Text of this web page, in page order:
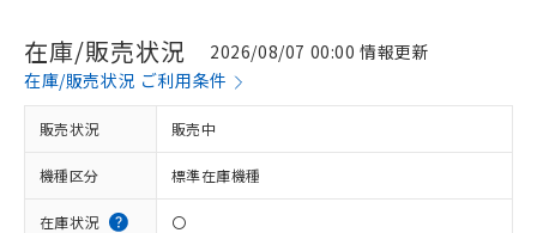
在庫/販売状況
2026/08/07 00:00 情報更新
在庫/販売状況 ご利用条件
販売状況 販売中
機種区分 標準在庫機種
在庫状況 〇